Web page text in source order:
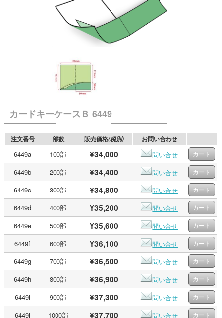
カードキーケースＢ 6449
注文番号 部数 販売価格(税別) お問い合わせ
6449a 100部 ¥34,000
問い合せ
6449b
200部 ¥34,400
問い合せ
6449c
300部 ¥34,800
問い合せ
6449d
400部 ¥35,200
問い合せ
6449e
500部 ¥35,600
問い合せ
6449f
600部 ¥36,100
問い合せ
6449g
700部 ¥36,500
問い合せ
6449h
800部 ¥36,900
問い合せ
6449i
900部 ¥37,300
問い合せ
6449j
1000部 ¥37,700 問い合せ